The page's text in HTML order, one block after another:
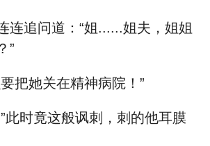
连追问道：“姐......姐夫，姐姐
”
把她关在精神病院！”
此时竟这般讽刺，刺的他耳膜